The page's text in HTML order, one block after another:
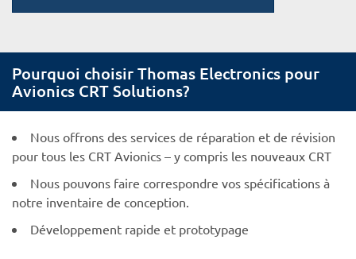
Pourquoi choisir Thomas Electronics pour
Avionics CRT Solutions?
Nous offrons des services de réparation et de révision
pour tous les CRT Avionics – y compris les nouveaux CRT
Nous pouvons faire correspondre vos spécifications à
notre inventaire de conception.
Développement rapide et prototypage